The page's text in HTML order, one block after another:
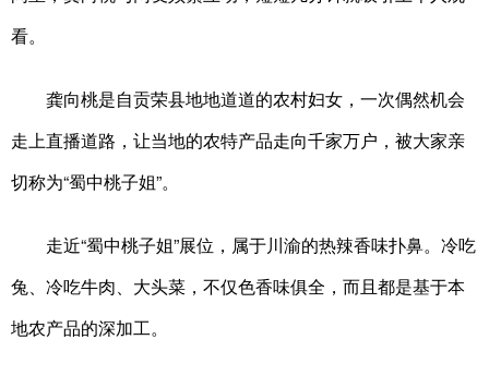
看。
龚向桃是自贡荣县地地道道的农村妇女，一次偶然机会
走上直播道路，让当地的农特产品走向千家万户，被大家亲
切称为“蜀中桃子姐”。
走近“蜀中桃子姐”展位，属于川渝的热辣香味扑鼻。冷吃
兔、冷吃牛肉、大头菜，不仅色香味俱全，而且都是基于本
地农产品的深加工。